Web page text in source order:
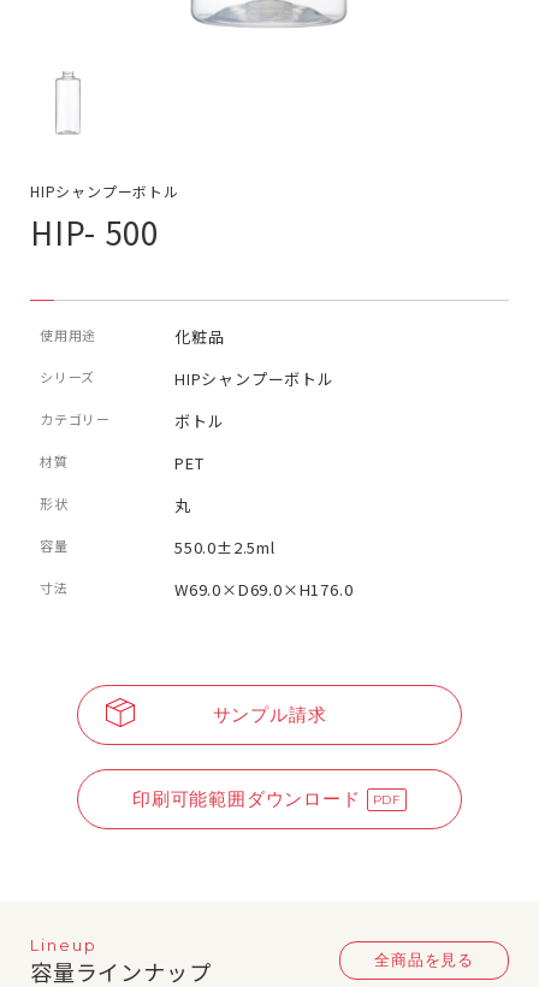
HIPシャンプーボトル
HIP- 500
使用用途 化粧品
シリーズ HIPシャンプーボトル
カテゴリー ボトル
材質 PET
形状 丸
容量 550.0±2.5ml
寸法 W69.0×D69.0×H176.0
サンプル請求
印刷可能範囲ダウンロード
Lineup
容量ラインナップ 全商品を見る